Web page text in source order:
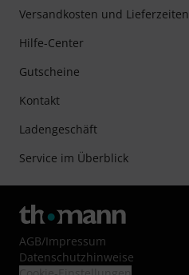
Versandkosten und Lieferzeiten
Hilfe-Center
Gutscheine
Kontakt
Ladengeschäft
Service im Überblick
AGB/Impressum
Datenschutzhinweise